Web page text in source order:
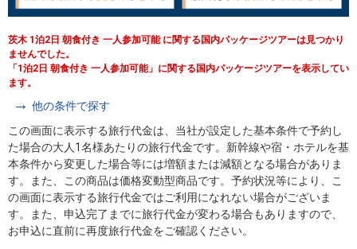
茨木 1泊2日 朝食付き 一人参加可能 に関する国内パッケージツアーは見つかり
ませんでした。
「1泊2日 朝食付き 一人参加可能」に関する国内パッケージツアーを表示してい
ます。
他の条件で探す
この画面に表示する旅行代金は、当社が設定した基本条件で予約し
た場合の大人1名様あたりの旅行代金です。新幹線や宿・ホテルを基
本条件から変更した場合等には増額または減額となる場合がありま
す。また、この商品は価格変動型商品です。予約状況等により、こ
の画面に表示する旅行代金ではご利用になれない場合がございま
す。また、申込完了までに旅行代金が変わる場合もありますので、
お申込に直前に再度旅行代金をご確認ください。